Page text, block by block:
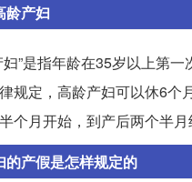
龄产妇
”是指年龄在35岁以上第一
规定，高龄产妇可以休6个
个月开始，到产后两个半月
的产假是怎样规定的